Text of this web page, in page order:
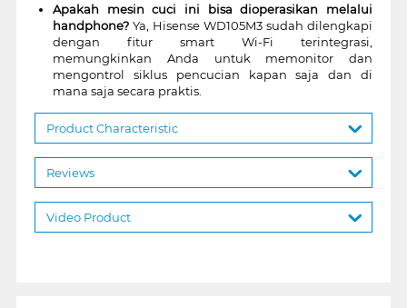
Apakah mesin cuci ini bisa dioperasikan melalui
handphone?Ya, Hisense WD105M3 sudah dilengkapi
dengan fitur smart Wi-Fi terintegrasi,
memungkinkan Anda untuk memonitor dan
mengontrol siklus pencucian kapan saja dan di
mana saja secara praktis.
Product Characteristic
Reviews
Video Product